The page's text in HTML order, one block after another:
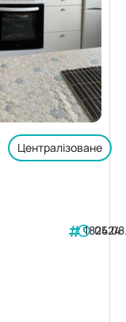
Централізоване
182424